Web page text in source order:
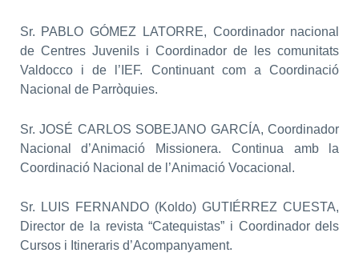
Sr. PABLO GÓMEZ LATORRE, Coordinador nacional
de Centres Juvenils i Coordinador de les comunitats
Valdocco i de l’IEF. Continuant com a Coordinació
Nacional de Parròquies.
Sr. JOSÉ CARLOS SOBEJANO GARCÍA, Coordinador
Nacional d’Animació Missionera. Continua amb la
Coordinació Nacional de l’Animació Vocacional.
Sr. LUIS FERNANDO (Koldo) GUTIÉRREZ CUESTA,
Director de la revista “Catequistas” i Coordinador dels
Cursos i Itineraris d’Acompanyament.